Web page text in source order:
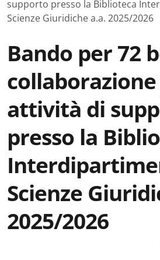
supporto presso la Biblioteca
Scienze Giuridiche a.a. 2025/2026
Bando per 72
attività di
presso la
Scienze
2025/2026